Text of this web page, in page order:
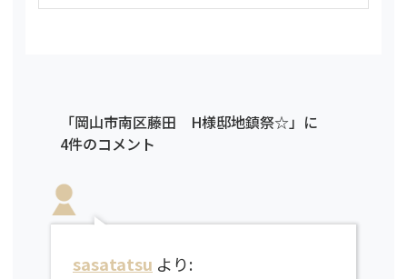
「岡山市南区藤田 H様邸地鎮祭☆」に
4件のコメント
sasatatsu より: